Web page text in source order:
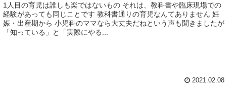
1人目の育児は誰しも楽ではないもの それは、教科書や臨床現場での
経験があっても同じことです 教科書通りの育児なんてありません 妊
娠・出産期から 小児科のママなら大丈夫だねという声も聞きましたが
「知っている」と「実際にやる...
2021.02.08